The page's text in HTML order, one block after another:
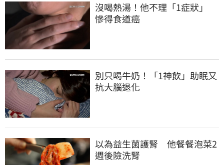
沒喝熱湯！他不理「1症狀」
慘得食道癌
別只喝牛奶！「1神飲」助眠又
抗大腦退化
以為益生菌護腎　他餐餐泡菜2
週後險洗腎